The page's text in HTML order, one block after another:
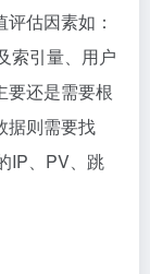
估因素如：
索引量、用户
要还是需要根
据则需要找
IP、PV、跳